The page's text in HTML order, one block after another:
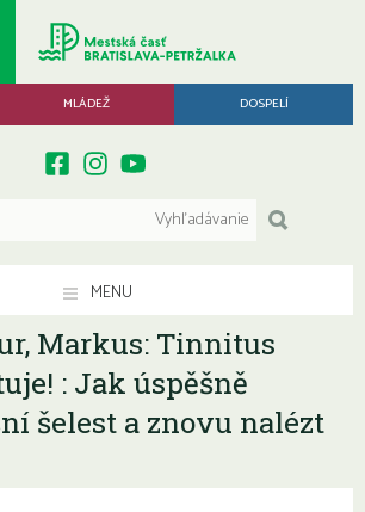
MLÁDEŽ DOSPELÍ
MENU
Markus: Tinnitus
: Jak úspěšně
šelest a znovu nalézt